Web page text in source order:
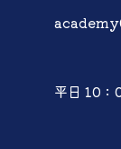
平日 10